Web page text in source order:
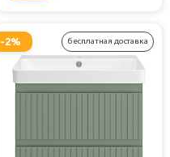
-2% бесплатная доставка